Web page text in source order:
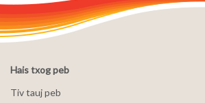
Hais txog peb
Tiv tauj peb